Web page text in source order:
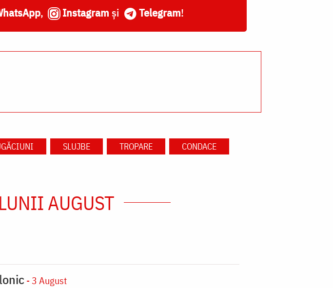
, Instagram și Telegram!
SLUJBE TROPARE CONDACE
AUGUST
- 3 August